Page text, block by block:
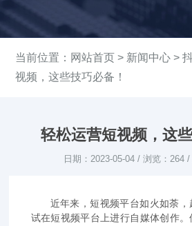
当前位置： 网站首页 > 新闻中心 >
视频，这些技巧必备！
轻松运营短视频，这
日期：2023-05-04 / 浏览：264
近年来，短视频平台如火如荼
试在短视频平台上进行自媒体创作